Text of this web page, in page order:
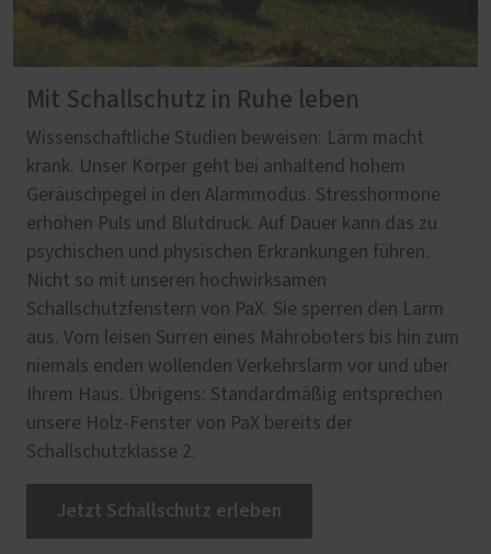
Mit Schallschutz in Ruhe leben
Wissenschaftliche Studien beweisen: Lärm macht
krank. Unser Körper geht bei anhaltend hohem
Geräuschpegel in den Alarmmodus. Stresshormone
erhöhen Puls und Blutdruck. Auf Dauer kann das zu
psychischen und physischen Erkrankungen führen.
Nicht so mit unseren hochwirksamen
Schallschutzfenstern von PaX. Sie sperren den Lärm
aus. Vom leisen Surren eines Mähroboters bis hin zum
niemals enden wollenden Verkehrslärm vor und über
Ihrem Haus. Übrigens: Standardmäßig entsprechen
unsere Holz-Fenster von PaX bereits der
Schallschutzklasse 2.
Jetzt Schallschutz erleben